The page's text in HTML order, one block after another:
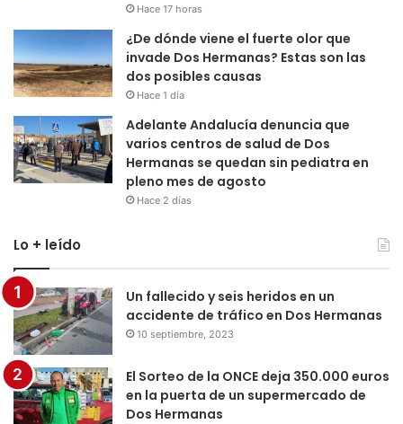
Hace 17 horas
¿De dónde viene el fuerte olor que
invade Dos Hermanas? Estas son las
dos posibles causas
Hace 1 día
Adelante Andalucía denuncia que
varios centros de salud de Dos
Hermanas se quedan sin pediatra en
pleno mes de agosto
Hace 2 días
Lo + leído
Un fallecido y seis heridos en un
accidente de tráfico en Dos Hermanas
10 septiembre, 2023
El Sorteo de la ONCE deja 350.000 euros
en la puerta de un supermercado de
Dos Hermanas